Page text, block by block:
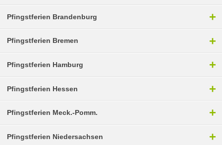
Pfingstferien Brandenburg +
Pfingstferien Bremen +
Pfingstferien Hamburg +
Pfingstferien Hessen +
Pfingstferien Meck.-Pomm. +
Pfingstferien Niedersachsen +